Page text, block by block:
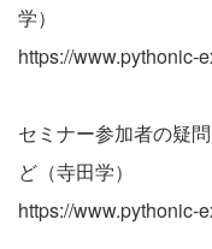
学）
https://www.pythonic-
セミナー参加者の疑
ど（寺田学）
https://www.pythonic-